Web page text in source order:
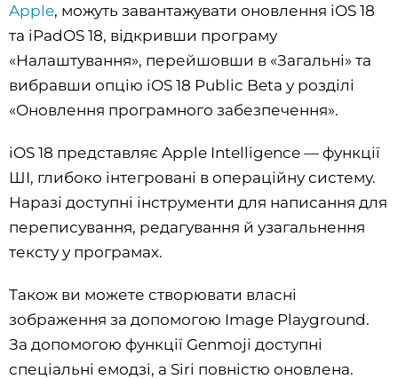
Apple, можуть завантажувати оновлення ‌iOS 18‌
та ‌iPadOS 18‌, відкривши програму
«Налаштування», перейшовши в «Загальні» та
вибравши опцію ‌iOS 18‌ Public Beta у розділі
«Оновлення програмного забезпечення».
‌iOS 18‌ представляє Apple Intelligence — функції
ШІ, глибоко інтегровані в операційну систему.
Наразі доступні інструменти для написання для
переписування, редагування й узагальнення
тексту у програмах.
Також ви можете створювати власні
зображення за допомогою Image Playground.
За допомогою функції Genmoji доступні
спеціальні емодзі, а Siri повністю оновлена.